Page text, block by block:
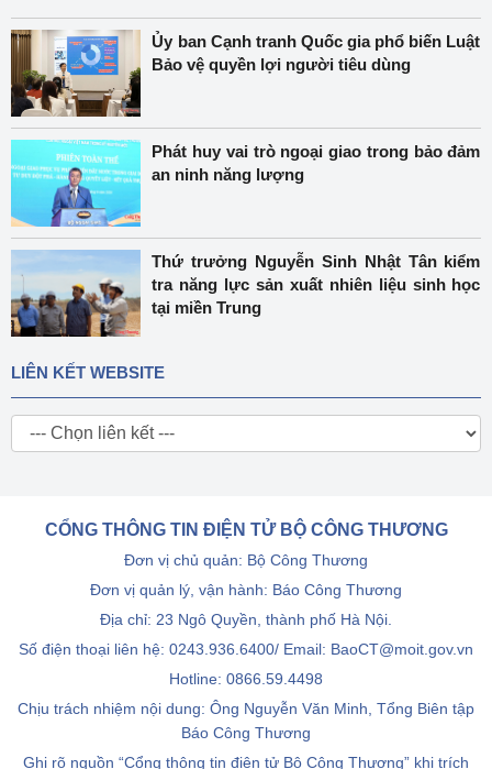
Ủy ban Cạnh tranh Quốc gia phổ biến Luật
Bảo vệ quyền lợi người tiêu dùng
Phát huy vai trò ngoại giao trong bảo đảm
an ninh năng lượng
Thứ trưởng Nguyễn Sinh Nhật Tân kiểm
tra năng lực sản xuất nhiên liệu sinh học
tại miền Trung
LIÊN KẾT WEBSITE
CỔNG THÔNG TIN ĐIỆN TỬ BỘ CÔNG THƯƠNG
Đơn vị chủ quản: Bộ Công Thương
Đơn vị quản lý, vận hành: Báo Công Thương
Địa chỉ: 23 Ngô Quyền, thành phố Hà Nội.
Số điện thoại liên hệ: 0243.936.6400/ Email: BaoCT@moit.gov.vn
Hotline: 0866.59.4498
Chịu trách nhiệm nội dung: Ông Nguyễn Văn Minh, Tổng Biên tập
Báo Công Thương
Ghi rõ nguồn “Cổng thông tin điện tử Bộ Công Thương” khi trích